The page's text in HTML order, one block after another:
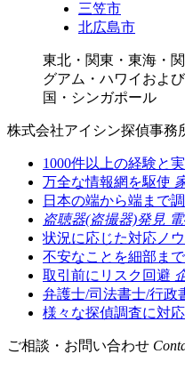
三笠市
北広島市
東北・関東・東海・
グアム・ハワイおよ
国・シンガポール
株式会社アイシン探偵事務
1000件以上の経験と
万全な情報網を駆使
日本の端から端まで
盗聴器(盗撮器)発見
状況に応じた対応ノ
不安なことを細部ま
取引前にリスク回避
弁護士/司法書士/行政
様々な探偵調査に対応
ご相談・お問い合わせ